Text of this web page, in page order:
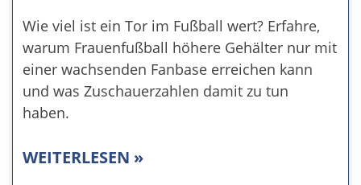
Wie viel ist ein Tor im Fußball wert? Erfahre,
warum Frauenfußball höhere Gehälter nur mit
einer wachsenden Fanbase erreichen kann
und was Zuschauerzahlen damit zu tun
haben.
WEITERLESEN »